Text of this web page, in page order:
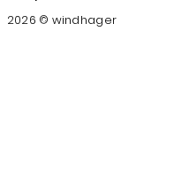
2026 © windhager